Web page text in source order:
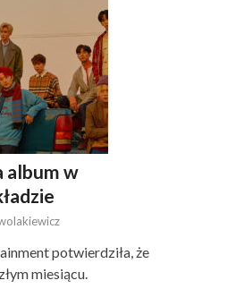
album w
potwierdziła, że
miesiącu.